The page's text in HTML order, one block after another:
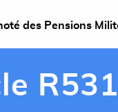
des Pensions
R531